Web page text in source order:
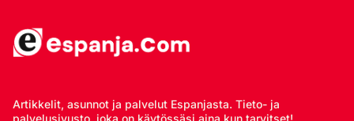
Artikkelit, asunnot ja palvelut Espanjasta. Tieto- ja
palvelusivusto, joka on käytössäsi aina kun tarvitset!